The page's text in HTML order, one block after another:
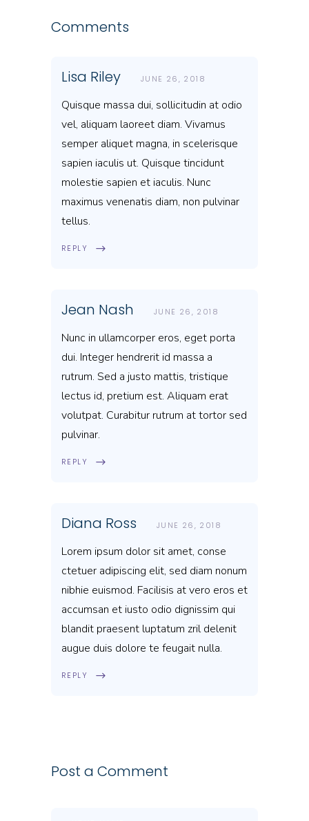
Comments
Lisa Riley JUNE 26, 2018
Quisque massa dui, sollicitudin at odio
vel, aliquam laoreet diam. Vivamus
semper aliquet magna, in scelerisque
sapien iaculis ut. Quisque tincidunt
molestie sapien et iaculis. Nunc
maximus venenatis diam, non pulvinar
tellus.
REPLY
Jean Nash JUNE 26, 2018
Nunc in ullamcorper eros, eget porta
dui. Integer hendrerit id massa a
rutrum. Sed a justo mattis, tristique
lectus id, pretium est. Aliquam erat
volutpat. Curabitur rutrum at tortor sed
pulvinar.
REPLY
Diana Ross JUNE 26, 2018
Lorem ipsum dolor sit amet, conse
ctetuer adipiscing elit, sed diam nonum
nibhie euismod. Facilisis at vero eros et
accumsan et iusto odio dignissim qui
blandit praesent luptatum zril delenit
augue duis dolore te feugait nulla.
REPLY
Post a Comment